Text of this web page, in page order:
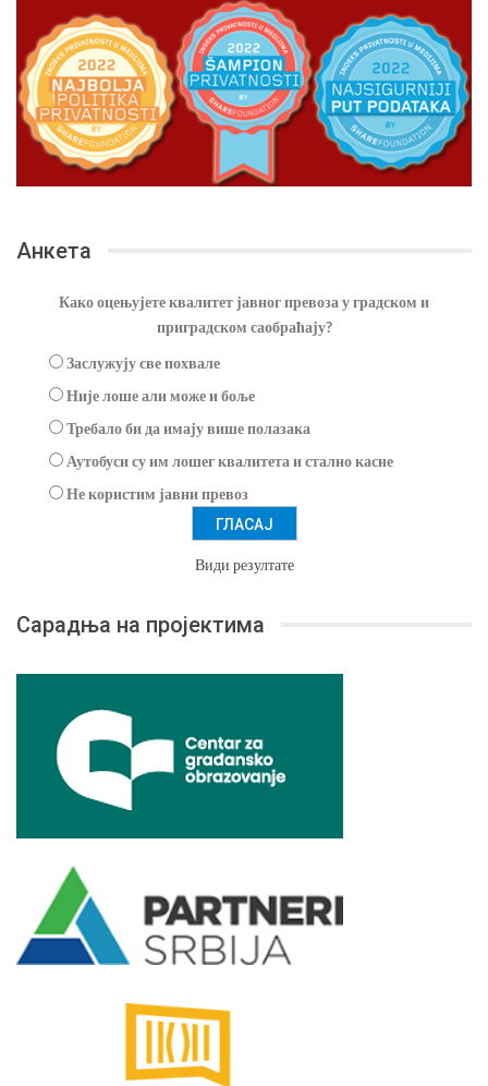
Анкета
Како оцењујете квалитет јавног превоза у градском и
приградском саобраћају?
Заслужују све похвале
Није лоше али може и боље
Требало би да имају више полазака
Аутобуси су им лошег квалитета и стално касне
Не користим јавни превоз
Види резултате
Сарадња на пројектима